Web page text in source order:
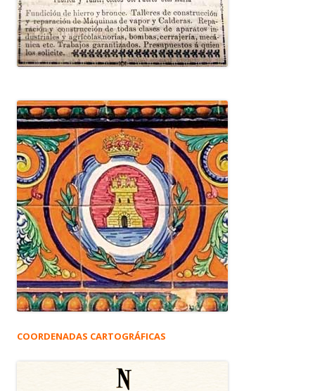
COORDENADAS CARTOGRÁFICAS